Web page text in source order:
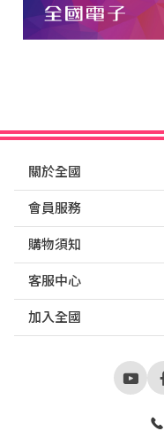
關於全國
會員服務
購物須知
客服中心
加入全國